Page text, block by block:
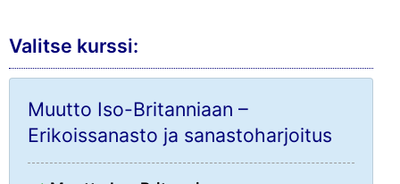
Valitse kurssi:
Muutto Iso-Britanniaan –
Erikoissanasto ja sanastoharjoitus